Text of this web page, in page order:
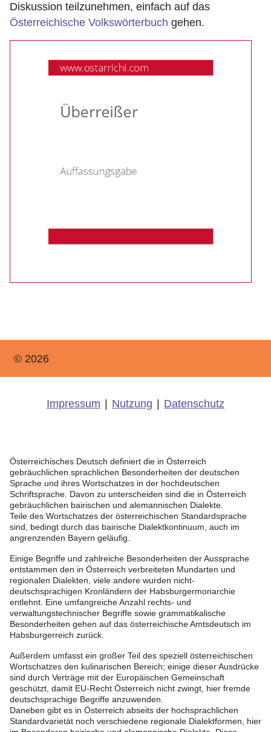
Diskussion teilzunehmen, einfach auf das
Österreichische Volkswörterbuch gehen.
© 2026
Impressum Nutzung Datenschutz
Österreichisches Deutsch definiert die in Österreich
gebräuchlichen sprachlichen Besonderheiten der deutschen
Sprache und ihres Wortschatzes in der hochdeutschen
Schriftsprache. Davon zu unterscheiden sind die in Österreich
gebräuchlichen bairischen und alemannischen Dialekte.
Teile des Wortschatzes der österreichischen Standardsprache
sind, bedingt durch das bairische Dialektkontinuum, auch im
angrenzenden Bayern geläufig.
Einige Begriffe und zahlreiche Besonderheiten der Aussprache
entstammen den in Österreich verbreiteten Mundarten und
regionalen Dialekten, viele andere wurden nicht-
deutschsprachigen Kronländern der Habsburgermonarchie
entlehnt. Eine umfangreiche Anzahl rechts- und
verwaltungstechnischer Begriffe sowie grammatikalische
Besonderheiten gehen auf das österreichische Amtsdeutsch im
Habsburgerreich zurück.
Außerdem umfasst ein großer Teil des speziell österreichischen
Wortschatzes den kulinarischen Bereich; einige dieser Ausdrücke
sind durch Verträge mit der Europäischen Gemeinschaft
geschützt, damit EU-Recht Österreich nicht zwingt, hier fremde
deutschsprachige Begriffe anzuwenden.
Daneben gibt es in Österreich abseits der hochsprachlichen
Standardvarietät noch verschiedene regionale Dialektformen, hier